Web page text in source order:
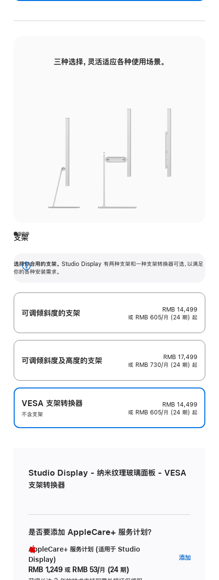
三种选择，灵活适应各种使用场景。
支架
选择你合用的支架。 Studio Display 有两种支架和一种支架转换器可选，以满足
你的各种安装需求。
展
可调倾斜度的支架
RMB 14,499
或 RMB 605/月 (24 期) 起
可调倾斜度及高‍度的支‍架
RMB 17,499
或 RMB 730/月 (24 期) 起
VESA 支架转换器
不含支架
RMB 14,499
或 RMB 605/月 (24 期) 起
Studio Display - 纳米纹理玻璃面板 - VESA
支架转换器
是否要添加 AppleCare+ 服务计划？
AppleCare+ 服务计划 (适用于 Studio
Display)
RMB 1,249 或 RMB 53/月 (24 期)
添加